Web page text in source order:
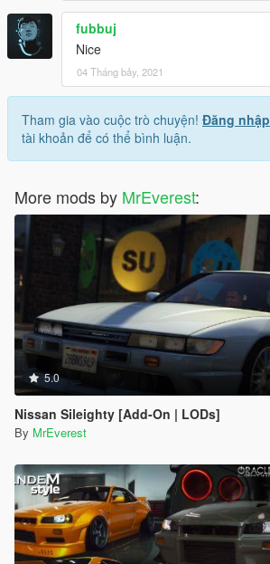
fubbuj
Nice
04 Tháng bảy, 2021
Tham gia vào cuộc trò chuyện! Đăng nhập
tài khoản để có thể bình luận.
More mods by MrEverest:
5.0
Nissan Sileighty [Add-On | LODs]
By MrEverest